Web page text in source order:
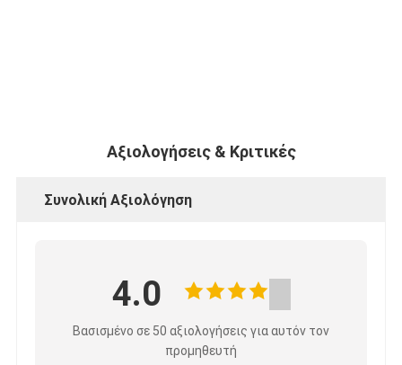
Αξιολογήσεις & Κριτικές
Συνολική Αξιολόγηση
4.0
Βασισμένο σε 50 αξιολογήσεις για αυτόν τον
προμηθευτή